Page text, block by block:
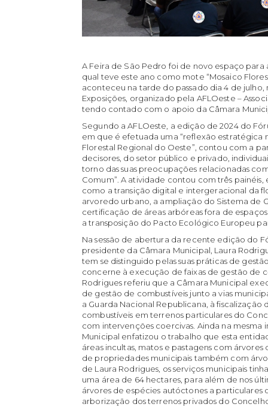
A Feira de São Pedro foi de novo espaço
qual teve este ano como mote “Mosaico
aconteceu na tarde do passado dia 4 de
Exposições, organizado pela AFLOeste –
tendo contado com o apoio da Câmara
Segundo a AFLOeste, a edição de 2024 do
em que é efetuada uma “reflexão
Florestal Regional do Oeste”, contou com a
decisores, do setor público e privado,
torno das suas preocupações relacionadas
Comum”. A atividade contou com três painéis,
como a transição digital e intergeracional da
arvoredo urbano, a ampliação do Sistema de
certificação de áreas arbóreas fora de
a transposição do Pacto Ecológico Europeu
Na sessão de abertura da recente edição do
presidente da Câmara Municipal, Laura
tem se distinguido pelas suas práticas de
concerne à execução de faixas de gestão de
Rodrigues referiu que a Câmara Municipal
de gestão de combustíveis junto a vias
a Guarda Nacional Republicana, à
combustíveis em terrenos particulares do
com intervenções coercivas. Ainda na mesma
Municipal enfatizou o trabalho que esta
áreas incultas, matos e pastagens com
de propriedades municipais também com
de Laura Rodrigues, os serviços municipais
uma área de 64 hectares, para além de nos
árvores de espécies autóctones a
arborização dos terrenos privados do